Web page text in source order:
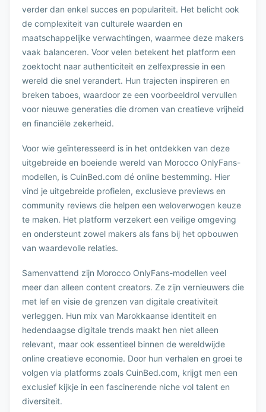
verder dan enkel succes en populariteit. Het belicht ook
de complexiteit van culturele waarden en
maatschappelijke verwachtingen, waarmee deze makers
vaak balanceren. Voor velen betekent het platform een
zoektocht naar authenticiteit en zelfexpressie in een
wereld die snel verandert. Hun trajecten inspireren en
breken taboes, waardoor ze een voorbeeldrol vervullen
voor nieuwe generaties die dromen van creatieve vrijheid
en financiële zekerheid.
Voor wie geïnteresseerd is in het ontdekken van deze
uitgebreide en boeiende wereld van Morocco OnlyFans-
modellen, is CuinBed.com dé online bestemming. Hier
vind je uitgebreide profielen, exclusieve previews en
community reviews die helpen een weloverwogen keuze
te maken. Het platform verzekert een veilige omgeving
en ondersteunt zowel makers als fans bij het opbouwen
van waardevolle relaties.
Samenvattend zijn Morocco OnlyFans-modellen veel
meer dan alleen content creators. Ze zijn vernieuwers die
met lef en visie de grenzen van digitale creativiteit
verleggen. Hun mix van Marokkaanse identiteit en
hedendaagse digitale trends maakt hen niet alleen
relevant, maar ook essentieel binnen de wereldwijde
online creatieve economie. Door hun verhalen en groei te
volgen via platforms zoals CuinBed.com, krijgt men een
exclusief kijkje in een fascinerende niche vol talent en
diversiteit.